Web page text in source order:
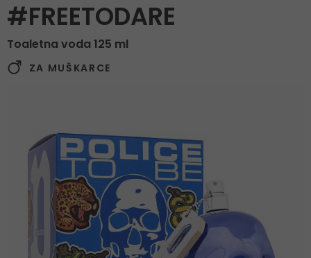
#FREETODARE
Toaletna voda 125 ml
ZA MUŠKARCE